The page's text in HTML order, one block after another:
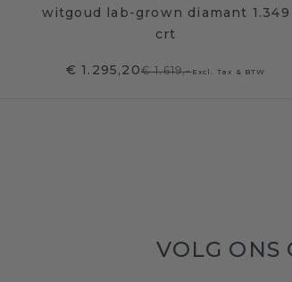
witgoud lab-grown diamant 1.349
crt
€ 1.295,20€ 1.619,-Excl. Tax & BTW
VOLG ONS